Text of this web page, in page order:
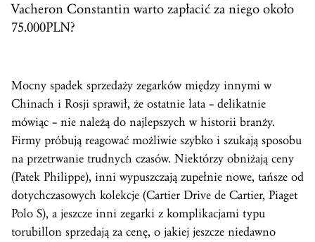
Vacheron Constantin warto zapłacić za niego około
75.000PLN?
Mocny spadek sprzedaży zegarków między innymi w
Chinach i Rosji sprawił, że ostatnie lata – delikatnie
mówiąc – nie należą do najlepszych w historii branży.
Firmy próbują reagować możliwie szybko i szukają sposobu
na przetrwanie trudnych czasów. Niektórzy obniżają ceny
(Patek Philippe), inni wypuszczają zupełnie nowe, tańsze od
dotychczasowych kolekcje (Cartier Drive de Cartier, Piaget
Polo S), a jeszcze inni zegarki z komplikacjami typu
torubillon sprzedają za cenę, o jakiej jeszcze niedawno